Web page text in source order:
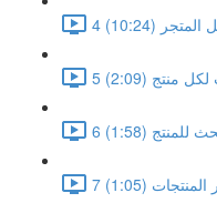
(10:24)
منتج (2:09)
(1:58)
(1:05)